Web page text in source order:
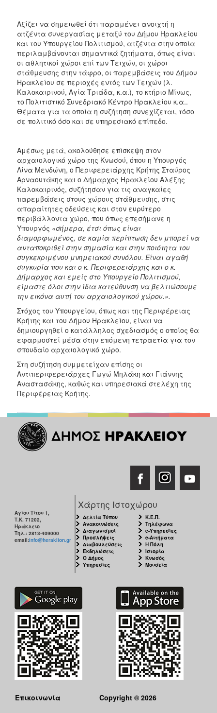
Αξίζει να σημειωθεί ότι παραμένει ανοιχτή η
ατζέντα συνεργασίας μεταξύ του Δήμου Ηρακλείου
και του Υπουργείου Πολιτισμού, ατζέντα στην οποία
περιλαμβάνονται σημαντικά ζητήματα, όπως είναι
οι αθλητικοί χώροι επί των Τειχών, οι χώροι
στάθμευσης στην τάφρο, οι παρεμβάσεις του Δήμου
Ηρακλείου σε περιοχές εντός των Τειχών (λ.
Καλοκαιρινού, Αγία Τριάδα, κ.α.), το κτήριο Μίνως,
το Πολιτιστικό Συνεδριακό Κέντρο Ηρακλείου κ.α..
Θέματα για τα οποία η συζήτηση συνεχίζεται, τόσο
σε πολιτικό όσο και σε υπηρεσιακό επίπεδο.
Αμέσως μετά, ακολούθησε επίσκεψη στον
αρχαιολογικό χώρο της Κνωσού, όπου η Υπουργός
Λίνα Μενδώνη, ο Περιφερειάρχης Κρήτης Σταύρος
Αρναουτάκης και ο Δήμαρχος Ηρακλείου Αλέξης
Καλοκαιρινός, συζήτησαν για τις αναγκαίες
παρεμβάσεις στους χώρους στάθμευσης, στις
απαραίτητες οδεύσεις και στον ευρύτερο
περιβάλλοντα χώρο, που όπως επεσήμανε η
Υπουργός «σήμερα, έτσι όπως είναι
διαμορφωμένος, σε καμία περίπτωση δεν μπορεί να
ανταποκριθεί στην σημασία και στην ποιότητα του
συγκεκριμένου μνημειακού συνόλου. Είναι αγαθή
συγκυρία που και ο κ. Περιφερειάρχης και ο κ.
Δήμαρχος και εμείς στο Υπουργείο Πολιτισμού,
είμαστε όλοι στην ίδια κατεύθυνση να βελτιώσουμε
την εικόνα αυτή του αρχαιολογικού χώρου.».
Στόχος του Υπουργείου, όπως και της Περιφέρειας
Κρήτης και του Δήμου Ηρακλείου, είναι να
δημιουργηθεί ο κατάλληλος σχεδιασμός ο οποίος θα
εφαρμοστεί μέσα στην επόμενη τετραετία για τον
σπουδαίο αρχαιολογικό χώρο.
Στη συζήτηση συμμετείχαν επίσης οι
Αντιπεριφερειάρχες Γωγώ Μηλάκη και Γιάννης
Αναστασάκης, καθώς και υπηρεσιακά στελέχη της
Περιφέρειας Κρήτης.
Αγίου Τίτου 1,
Τ.Κ. 71202,
Ηράκλειο
Τηλ.: 2813-409000
email:info@heraklion.gr
Χάρτης Ιστοχώρου
Δελτία Τύπου
Ανακοινώσεις
Διαγωνισμοί
Προσλήψεις
Διαβουλεύσεις
Εκδηλώσεις
Ο Δήμος
Υπηρεσίες
Κ.Ε.Π.
Τηλέφωνα
e-Υπηρεσίες
e-Αιτήματα
Η Πόλη
Ιστορία
Κνωσός
Μουσεία
Επικοινωνία
Copyright © 2026